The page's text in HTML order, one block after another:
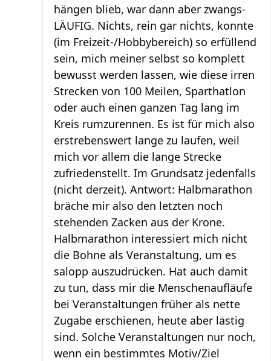
hängen blieb, war dann aber zwangs-
LÄUFIG. Nichts, rein gar nichts, konnte
(im Freizeit-/Hobbybereich) so erfüllend
sein, mich meiner selbst so komplett
bewusst werden lassen, wie diese irren
Strecken von 100 Meilen, Sparthatlon
oder auch einen ganzen Tag lang im
Kreis rumzurennen. Es ist für mich also
erstrebenswert lange zu laufen, weil
mich vor allem die lange Strecke
zufriedenstellt. Im Grundsatz jedenfalls
(nicht derzeit). Antwort: Halbmarathon
bräche mir also den letzten noch
stehenden Zacken aus der Krone.
Halbmarathon interessiert mich nicht
die Bohne als Veranstaltung, um es
salopp auszudrücken. Hat auch damit
zu tun, dass mir die Menschenaufläufe
bei Veranstaltungen früher als nette
Zugabe erschienen, heute aber lästig
sind. Solche Veranstaltungen nur noch,
wenn ein bestimmtes Motiv/Ziel